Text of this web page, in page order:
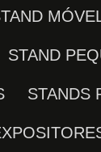
STAND
STAND